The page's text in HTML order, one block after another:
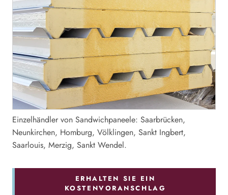
Einzelhändler von Sandwichpaneele: Saarbrücken,
Neunkirchen, Homburg, Völklingen, Sankt Ingbert,
Saarlouis, Merzig, Sankt Wendel.
ERHALTEN SIE EIN
KOSTENVORANSCHLAG